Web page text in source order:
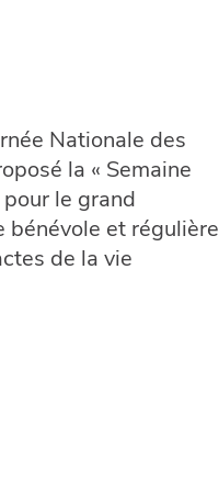
Nationale des
la « Semaine
le grand
bénévole et régulière
de la vie